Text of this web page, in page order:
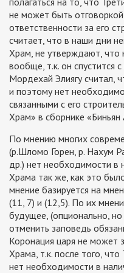
не может быть
ответственности за его
считает, что в наши дни
Храм, не утверждают, что
вообще, т.к. он спустится
Мордехай Элиягу считал,
и поэтому нет
связанными с его
Храм» в сборнике «Биньян
По мнению многих
(р.Шломо Горен, р. Нахум
др.) нет необходимости в
Храма так же, как это
мнение базируется на
(11, 7) и (12,5). По их
будущее, (опционально,
отменить заповедь
Коронация царя не может
Храма, т.к. после того,
нет необходимости в